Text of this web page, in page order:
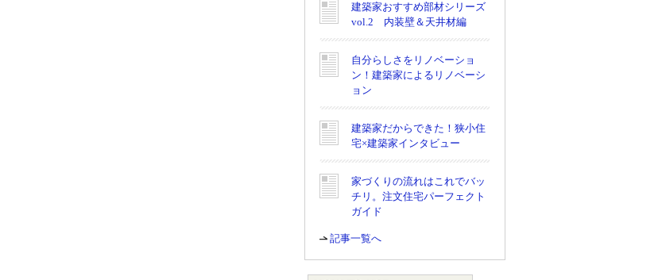
建築家おすすめ部材シリーズ
vol.2 内装壁＆天井材編
自分らしさをリノベーショ
ン！建築家によるリノベーシ
ョン
建築家だからできた！狭小住
宅×建築家インタビュー
家づくりの流れはこれでバッ
チリ。注文住宅パーフェクト
ガイド
記事一覧へ